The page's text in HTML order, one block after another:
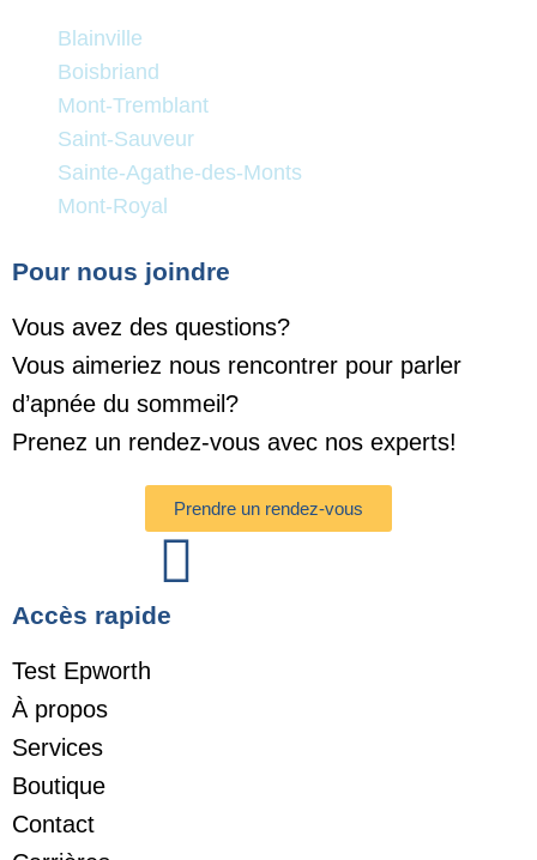
Blainville
Boisbriand
Mont-Tremblant
Saint-Sauveur
Sainte-Agathe-des-Monts
Mont-Royal
Pour nous joindre
Vous avez des questions?
Vous aimeriez nous rencontrer pour parler
d’apnée du sommeil?
Prenez un rendez-vous avec nos experts!
Prendre un rendez-vous
Accès rapide
Test Epworth
À propos
Services
Boutique
Contact